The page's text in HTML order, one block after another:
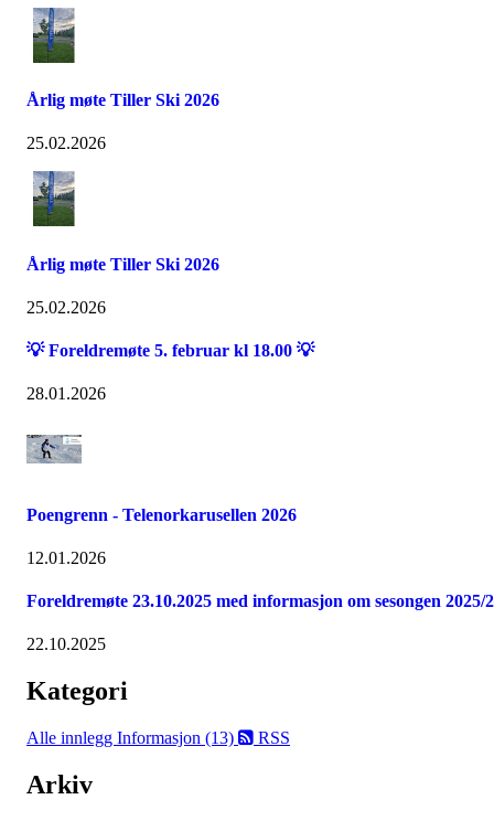
Årlig møte Tiller Ski 2026
25.02.2026
Årlig møte Tiller Ski 2026
25.02.2026
💡 Foreldremøte 5. februar kl 18.00 💡
28.01.2026
Poengrenn - Telenorkarusellen 2026
12.01.2026
Foreldremøte 23.10.2025 med informasjon om sesongen 2025/
22.10.2025
Kategori
Alle innlegg Informasjon (13) RSS
Arkiv